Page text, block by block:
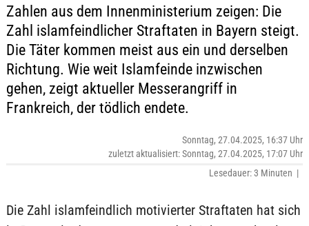
Zahlen aus dem Innenministerium zeigen: Die
Zahl islamfeindlicher Straftaten in Bayern steigt.
Die Täter kommen meist aus ein und derselben
Richtung. Wie weit Islamfeinde inzwischen
gehen, zeigt aktueller Messerangriff in
Frankreich, der tödlich endete.
Sonntag, 27.04.2025, 16:37 Uhr
zuletzt aktualisiert: Sonntag, 27.04.2025, 17:07 Uhr
Lesedauer: 3 Minuten |
Die Zahl islamfeindlich motivierter Straftaten hat sich